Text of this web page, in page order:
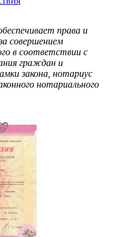
права и
совершением
в соответствии с
граждан и
закона, нотариус
нотариального